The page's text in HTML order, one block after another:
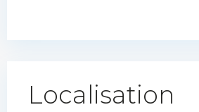
Localisation